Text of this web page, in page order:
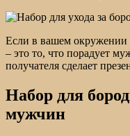
Если в вашем окружении
– это то, что порадует
получателя сделает
Набор для
мужчин